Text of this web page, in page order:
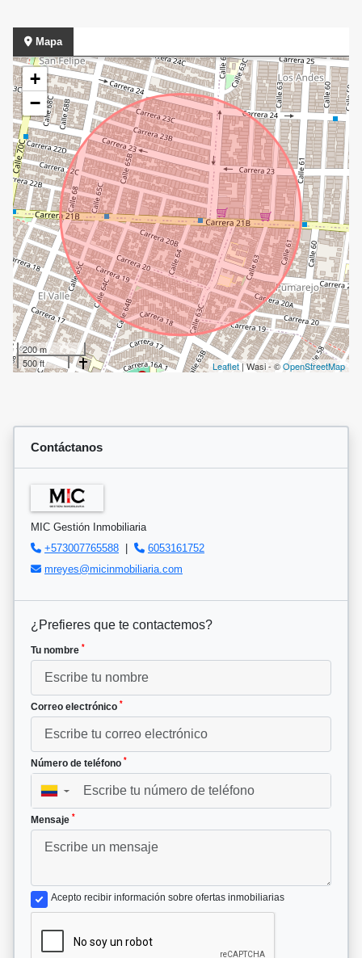
Mapa
+
−
200 m
500 ft
Leaflet| Wasi - ©OpenStreetMap
Contáctanos
MIC Gestión Inmobiliaria
+573007765588 |
6053161752
mreyes@micinmobiliaria.com
¿Prefieres que te contactemos?
Tu nombre *
Correo electrónico *
Número de teléfono *
▼
Mensaje *
Acepto recibir información sobre ofertas inmobiliarias